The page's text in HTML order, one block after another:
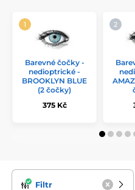
Barevné čočky -
nedioptrické -
BROOKLYN BLUE
(2 čočky)
375 Kč
Filtr